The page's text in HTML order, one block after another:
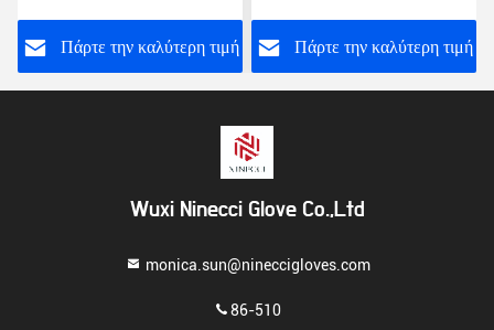
συναίσθημα χεριών
Πάρτε την καλύτερη τιμή
παρελαύνουν το
εθιμοτυπικό νήμα
βαμβακιού γαντιών 21s
Πάρτε την καλύτερη τιμή
Wuxi Ninecci Glove Co.,Ltd
monica.sun@nineccigloves.com
86-510